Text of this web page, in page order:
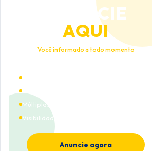
ANUNCIE
AQUI
Você informado a todo momento
Cobertura nacional
Múltiplas categorias
Visibilidade premium
Anuncie agora